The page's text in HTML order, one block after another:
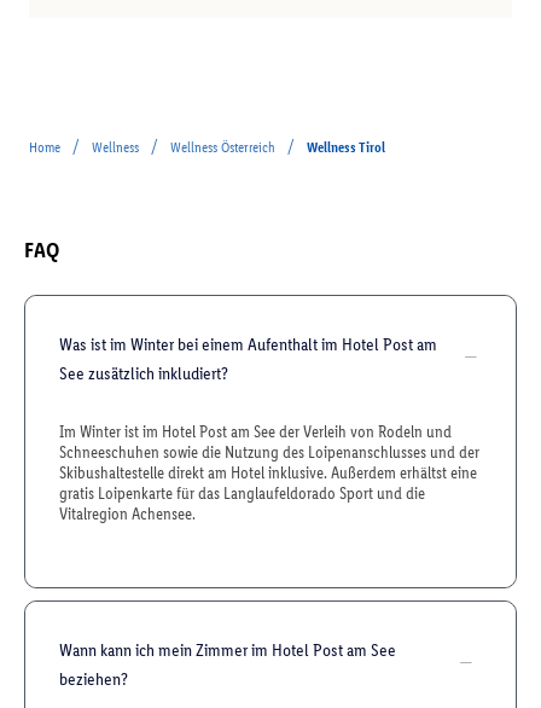
Home / Wellness / Wellness Österreich / Wellness Tirol
FAQ
Was ist im Winter bei einem Aufenthalt im Hotel Post am
See zusätzlich inkludiert?
Im Winter ist im Hotel Post am See der Verleih von Rodeln und
Schneeschuhen sowie die Nutzung des Loipenanschlusses und der
Skibushaltestelle direkt am Hotel inklusive. Außerdem erhältst eine
gratis Loipenkarte für das Langlaufeldorado Sport und die
Vitalregion Achensee.
Wann kann ich mein Zimmer im Hotel Post am See
beziehen?